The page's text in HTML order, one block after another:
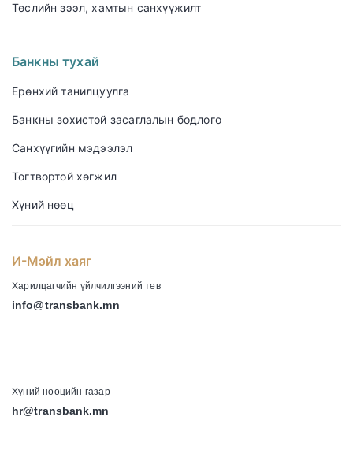
Төслийн зээл, хамтын санхүүжилт
Банкны тухай
Ерөнхий танилцуулга
Банкны зохистой засаглалын бодлого
Санхүүгийн мэдээлэл
Тогтвортой хөгжил
Хүний нөөц
И-Мэйл хаяг
Харилцагчийн үйлчилгээний төв
info@transbank.mn
Хүний нөөцийн газар
hr@transbank.mn